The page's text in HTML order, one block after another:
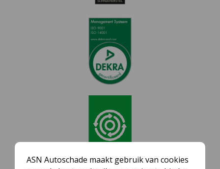
ASN Autoschade maakt gebruik van cookies